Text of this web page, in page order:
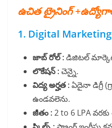
ఉచిత ట్రైనింగ్
1. Digital
జాబ్ రోల్ :డిజిటల్
లొకేషన్ :చెన్నై.
విద్య అర్హత :ఏదైనా డిగ్రీ
ఉండవలెను.
జీతం :2 to 6 LPA వరకు